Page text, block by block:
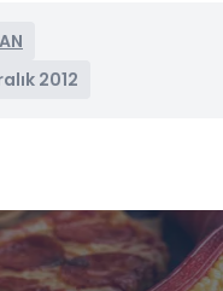
2012